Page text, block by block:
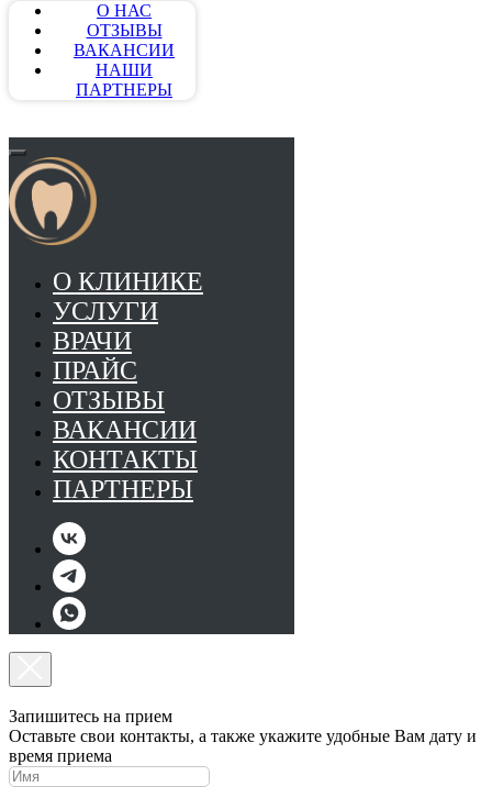
О НАС
ОТЗЫВЫ
ВАКАНСИИ
НАШИ
ПАРТНЕРЫ
О КЛИНИКЕ
УСЛУГИ
ВРАЧИ
ПРАЙС
ОТЗЫВЫ
ВАКАНСИИ
КОНТАКТЫ
ПАРТНЕРЫ
Запишитесь на прием
Оставьте свои контакты, а также укажите удобные Вам дату и
время приема